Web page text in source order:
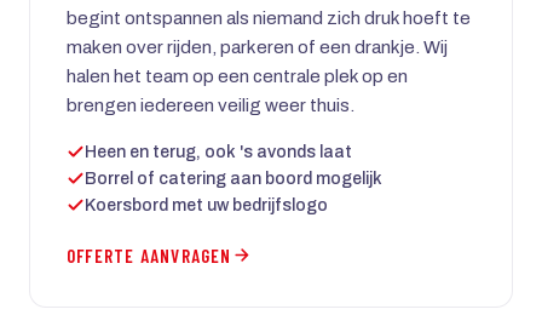
begint ontspannen als niemand zich druk hoeft te
maken over rijden, parkeren of een drankje. Wij
halen het team op een centrale plek op en
brengen iedereen veilig weer thuis.
Heen en terug, ook 's avonds laat
Borrel of catering aan boord mogelijk
Koersbord met uw bedrijfslogo
OFFERTE AANVRAGEN